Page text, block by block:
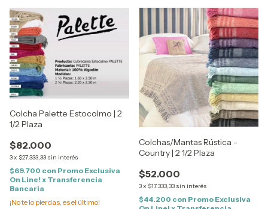
Colcha Palette Estocolmo | 2
1/2 Plaza
$82.000
3x $27.333,33 sin interés
$69.700 con Promo Exclusiva
On Line! x Transferencia
Bancaria
¡No te lo pierdas, es el último!
Colchas/Mantas Rústica -
Country | 2 1/2 Plaza
$52.000
3x $17.333,33 sin interés
$44.200 con Promo Exclusiva